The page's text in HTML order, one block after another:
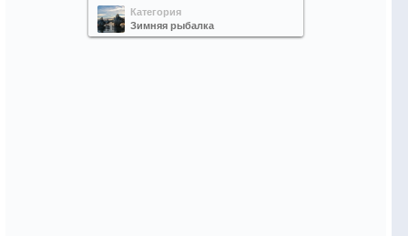
Категория
Зимняя рыбалка